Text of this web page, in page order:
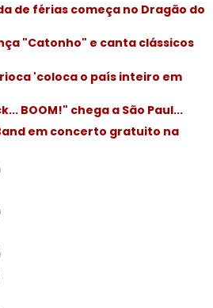
de férias começa no Dragão do
"Catonho" e canta clássicos
'coloca o país inteiro em
BOOM!" chega a São Paul...
em concerto gratuito na